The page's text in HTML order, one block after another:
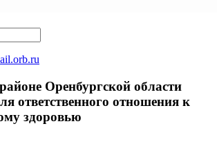
Оренбургской области
ответственного отношения к
здоровью